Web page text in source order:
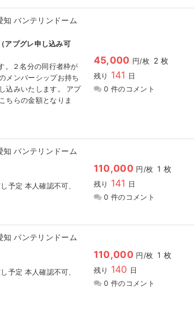
バンテリンドーム
プグレ申し込み可
。２名分の同行者枠が
メンバーシップお持ち
込みいたします。 アプ
ちらの金額となりま
45,000 円/枚 2 枚
残り 141 日
0 件のコメント
バンテリンドーム
予定 本人確認不可、
110,000 円/枚 1 枚
残り 141 日
0 件のコメント
バンテリンドーム
予定 本人確認不可、
110,000 円/枚 1 枚
残り 140 日
0 件のコメント